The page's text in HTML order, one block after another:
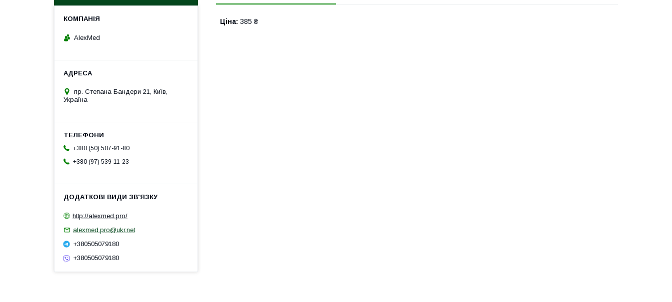
Ціна: 385 ₴
AlexMed
пр. Степана Бандери 21, Київ,
Україна
+380 (50) 507-91-80
+380 (97) 539-11-23
http://alexmed.pro/
alexmed.pro@ukr.net
+380505079180
+380505079180